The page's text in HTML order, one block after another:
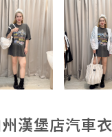
漢堡店汽車衣